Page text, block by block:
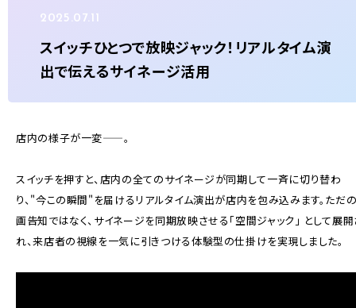
お問い合わせ
資料ダウンロード
サイトポリシー / SNS利用規約
プライバシーポリシー
2025.07.11
スイッチひとつで放映ジャック！リアルタイム演
出で伝えるサイネージ活用
店内の様子が一変——。
スイッチを押すと、店内の全てのサイネージが同期して一斉に切り替わ
り、"今この瞬間"を届けるリアルタイム演出が店内を包み込みます。 ただ
画告知ではなく、サイネージを同期放映させる「空間ジャック」 として展
れ、来店者の視線を一気に引きつける体験型の仕掛けを実現しました。